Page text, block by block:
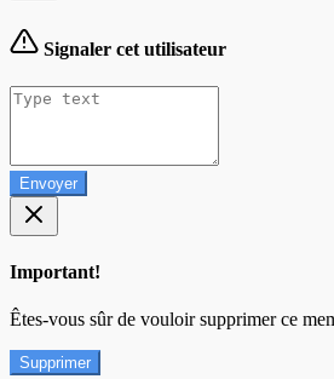
Signaler cet utilisateur
Envoyer
Important!
Êtes-vous sûr de vouloir supprimer ce
Supprimer